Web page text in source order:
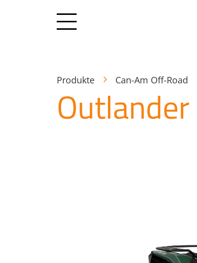
Produkte Can-Am Off-Road
Outlander